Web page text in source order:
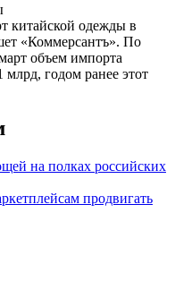
китайской одежды в
«Коммерсантъ». По
объем импорта
годом ранее этот
на полках российских
продвигать